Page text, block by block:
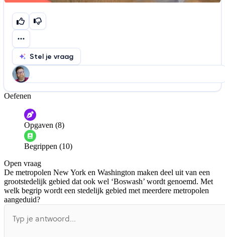
Stel je vraag
Help ons de video te verbeteren
De audio is slecht
Informatie is onjuist
De docent is te langdradig
De uitleg gaat te langzaam
Afspelen werkte niet
Iets anders
Oefenen
Opgaven (8)
Begrippen (10)
Open vraag
De metropolen New York en Washington maken deel uit van een
grootstedelijk gebied dat ook wel ‘Boswash’ wordt genoemd. Met
welk begrip wordt een stedelijk gebied met meerdere metropolen
aangeduid?